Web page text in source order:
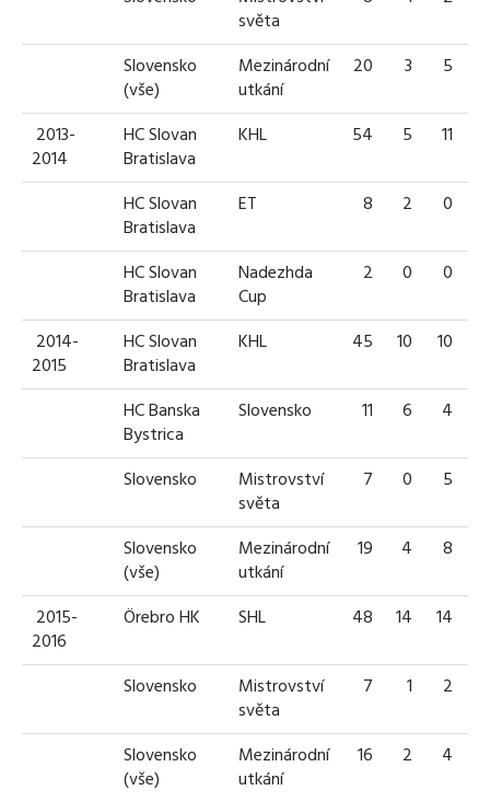
světa
Slovensko
(vše)
Mezinárodní
utkání
20 3 5
2013-
2014
HC Slovan
Bratislava
KHL 54 5 11
HC Slovan
Bratislava
ET 8 2 0
HC Slovan
Bratislava
Nadezhda
Cup
2 0 0
2014-
2015
HC Slovan
Bratislava
KHL 45 10 10
HC Banska
Bystrica
Slovensko 11 6 4
Slovensko
Mistrovství
světa
7 0 5
Slovensko
(vše)
Mezinárodní
utkání
19 4 8
2015-
2016
Örebro HK SHL 48 14 14
Slovensko
Mistrovství
světa
7 1 2
Slovensko
(vše)
Mezinárodní
utkání
16 2 4